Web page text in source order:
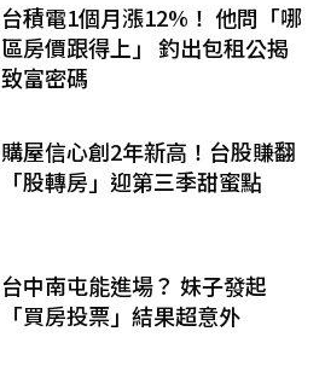
台積電1個月漲12%！ 他問「哪
區房價跟得上」 釣出包租公揭
致富密碼
購屋信心創2年新高！台股賺翻
「股轉房」迎第三季甜蜜點
台中南屯能進場？ 妹子發起
「買房投票」結果超意外